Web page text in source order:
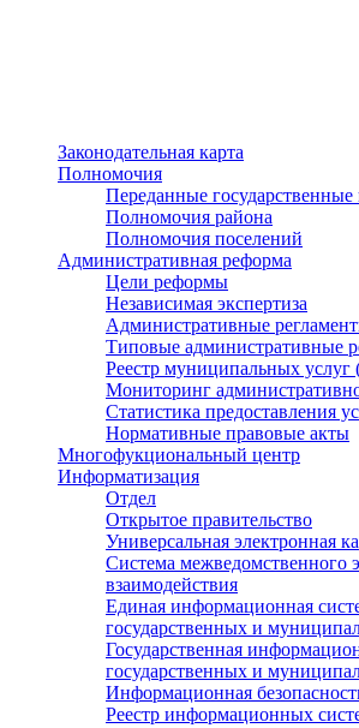
Законодательная карта
Полномочия
Переданные
Полномочия района
Полномочия поселений
Административная реформа
Цели реформы
Независимая экспертиза
Административные
Типовые административные
Реестр муниципальных
Мониторинг
Статистика предоставления
Нормативные правовые акты
Многофукциональный центр
Информатизация
Отдел
Открытое правительство
Универсальная электронная
Система межведомственного
взаимодействия
Единая информационная
государственных и
Государственная
государственных и
Информационная
Реестр информационных